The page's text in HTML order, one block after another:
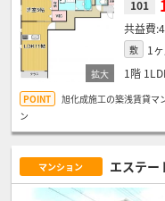
101
敷 1
1階
旭化成施工の築浅賃貸マ
ン
マンション エステ